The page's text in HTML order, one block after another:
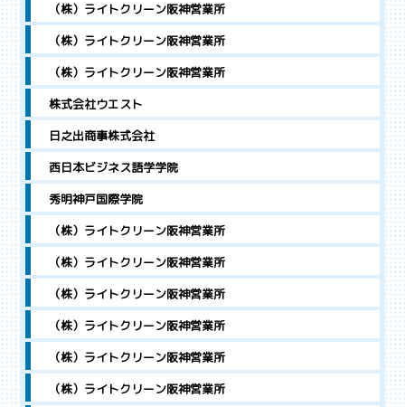
（株）ライトクリーン阪神営業所
（株）ライトクリーン阪神営業所
（株）ライトクリーン阪神営業所
株式会社ウエスト
日之出商事株式会社
西日本ビジネス語学学院
秀明神戸国際学院
（株）ライトクリーン阪神営業所
（株）ライトクリーン阪神営業所
（株）ライトクリーン阪神営業所
（株）ライトクリーン阪神営業所
（株）ライトクリーン阪神営業所
（株）ライトクリーン阪神営業所